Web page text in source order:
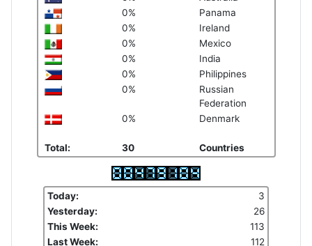
0%
Panama
0%
Ireland
0%
Mexico
0%
India
0%
Philippines
0%
Russian
Federation
0%
Denmark
Total: 30 Countries
Today:
3
Yesterday:
26
This Week:
113
Last Week:
112